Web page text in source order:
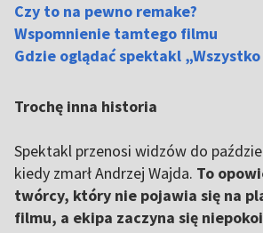
Czy to na pewno remake?
Wspomnienie tamtego filmu
Gdzie oglądać spektakl
Trochę inna historia
Spektakl przenosi widzów do
kiedy zmarł Andrzej Wajda. To
twórcy, który nie pojawia się na
filmu, a ekipa zaczyna się